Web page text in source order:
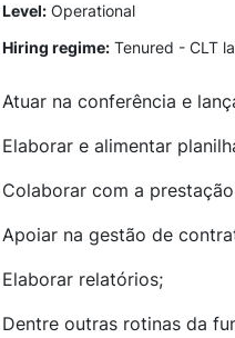
Level: Operational
Hiring regime: Tenured - CLT
Atuar na conferência e
Elaborar e alimentar
Colaborar com a
Apoiar na gestão de
Elaborar relatórios;
Dentre outras rotinas da